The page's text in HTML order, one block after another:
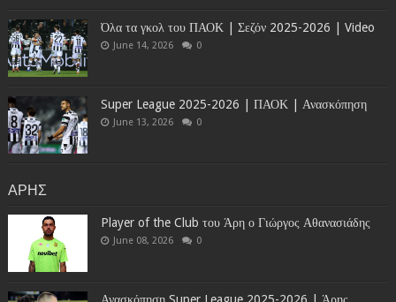
Όλα τα γκολ του ΠΑΟΚ | Σεζόν 2025-2026 | Video
June 14, 2026 0
Super League 2025-2026 | ΠΑΟΚ | Ανασκόπηση
June 13, 2026 0
ΑΡΗΣ
Player of the Club του Άρη ο Γιώργος Αθανασιάδης
June 08, 2026 0